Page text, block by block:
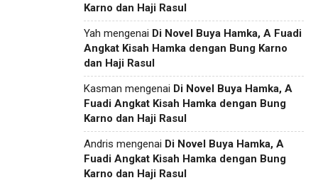
Karno dan Haji Rasul
Yah mengenai Di Novel Buya Hamka, A Fuadi
Angkat Kisah Hamka dengan Bung Karno
dan Haji Rasul
Kasman mengenai Di Novel Buya Hamka, A
Fuadi Angkat Kisah Hamka dengan Bung
Karno dan Haji Rasul
Andris mengenai Di Novel Buya Hamka, A
Fuadi Angkat Kisah Hamka dengan Bung
Karno dan Haji Rasul